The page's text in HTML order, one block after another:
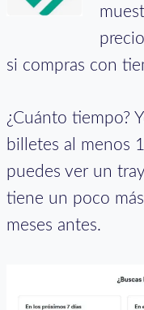
si compras con
¿Cuánto tiempo?
billetes al menos
puedes ver un
tiene un poco
meses antes.